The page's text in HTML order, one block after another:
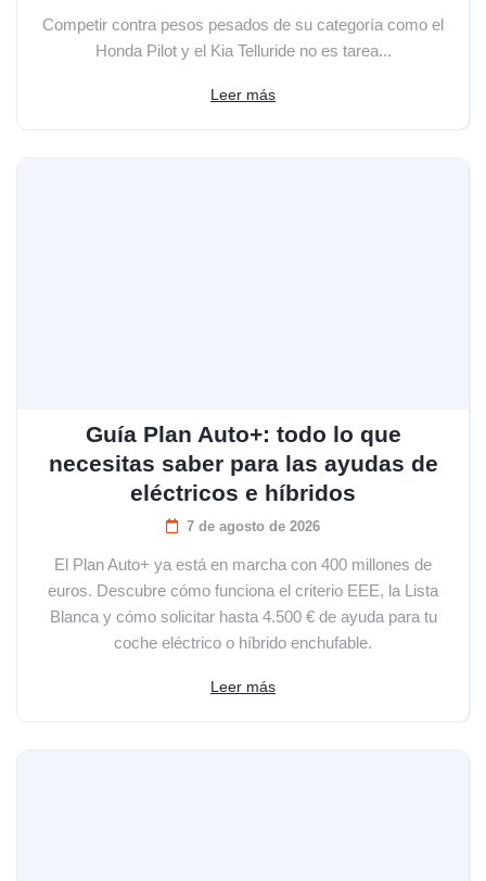
Competir contra pesos pesados de su categoría como el
Honda Pilot y el Kia Telluride no es tarea...
Leer más
Guía Plan Auto+: todo lo que
necesitas saber para las ayudas de
eléctricos e híbridos
7 de agosto de 2026
El Plan Auto+ ya está en marcha con 400 millones de
euros. Descubre cómo funciona el criterio EEE, la Lista
Blanca y cómo solicitar hasta 4.500 € de ayuda para tu
coche eléctrico o híbrido enchufable.
Leer más